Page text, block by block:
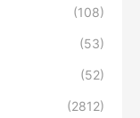
(108)
(53)
(52)
(2812)